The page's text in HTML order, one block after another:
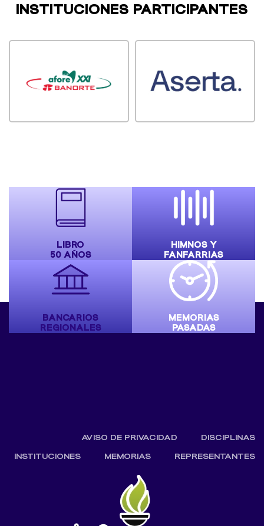
INSTITUCIONES PARTICIPANTES
LIBRO
50 AÑOS
HIMNOS Y
FANFARRIAS
BANCARIOS
REGIONALES
MEMORIAS
PASADAS
AVISO DE PRIVACIDAD
DISCIPLINAS
INSTITUCIONES
MEMORIAS REPRESENTANTES